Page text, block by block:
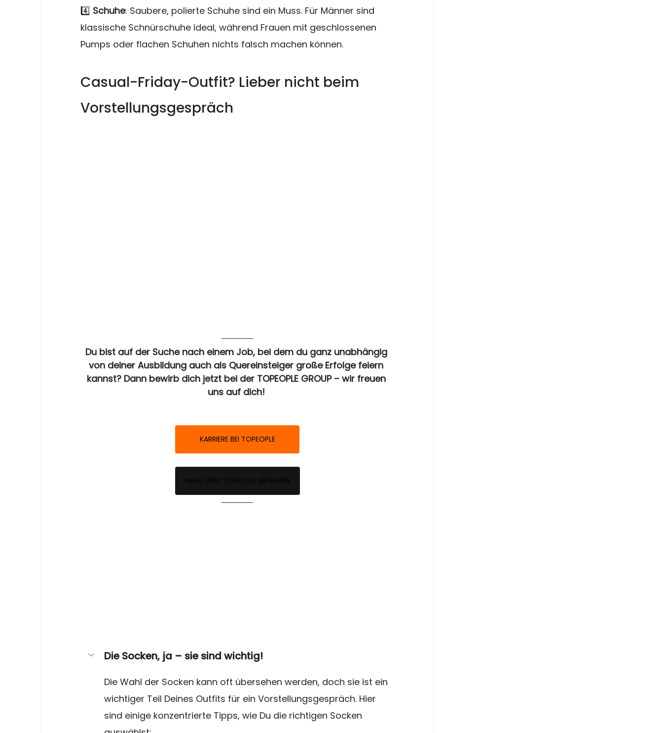
4️⃣ Schuhe: Saubere, polierte Schuhe sind ein Muss. Für Männer sind
klassische Schnürschuhe ideal, während Frauen mit geschlossenen
Pumps oder flachen Schuhen nichts falsch machen können.
Casual-Friday-Outfit? Lieber nicht beim
Vorstellungsgespräch
Du bist auf der Suche nach einem Job, bei dem du ganz unabhängig
von deiner Ausbildung auch als Quereinsteiger große Erfolge feiern
kannst? Dann bewirb dich jetzt bei der TOPEOPLE GROUP – wir freuen
uns auf dich!
KARRIERE BEI TOPEOPLE
Die Socken, ja – sie sind wichtig!
Die Wahl der Socken kann oft übersehen werden, doch sie ist ein
wichtiger Teil Deines Outfits für ein Vorstellungsgespräch. Hier
sind einige konzentrierte Tipps, wie Du die richtigen Socken